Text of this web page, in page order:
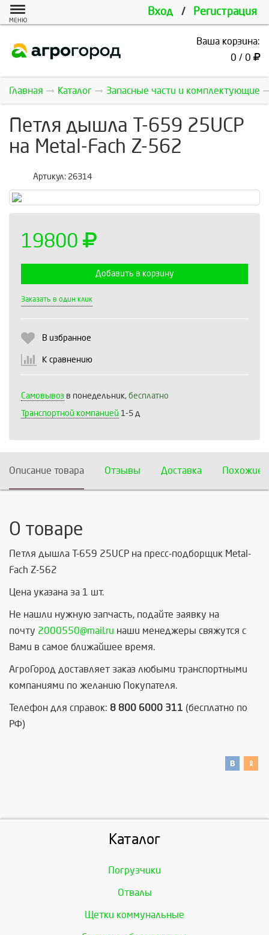
Вход / Регистрация
МЕНЮ
Ваша корзина:
0 / 0
Главная Каталог Запасные части и комплектующие
Петля дышла T-659 25UCP
на Metal-Fach Z-562
Артикул: 26314
19800
Добавить в корзину
Заказать в один клик
В избранное
К сравнению
Самовывоз в понедельник, бесплатно
Транспортной компанией 1-5 д
Описание товара Отзывы Доставка Похожие
О товаре
Петля дышла T-659 25UCP на пресс-подборщик Metal-
Fach Z-562
Цена указана за 1 шт.
Не нашли нужную запчасть, подайте заявку на
почту 2000550@mail.ru наши менеджеры свяжутся с
Вами в самое ближайшее время.
АгроГород доставляет заказ любыми транспортными
компаниями по желанию Покупателя.
Телефон для справок: 8 800 6000 311 (бесплатно по
РФ)
Каталог
Погрузчики
Отвалы
Щетки коммунальные